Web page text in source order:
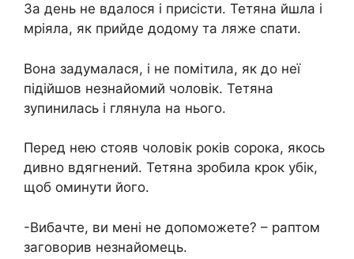
За день не вдалося і присісти. Тетяна йшла і
мріяла, як прийде додому та ляже спати.
Вона задумалася, і не помітила, як до неї
підійшов незнайомий чоловік. Тетяна
зупинилась і глянула на нього.
Перед нею стояв чоловік років сорока, якось
дивно вдягнений. Тетяна зробила крок убік,
щоб оминути його.
-Вибачте, ви мені не допоможете? – раптом
заговорив незнайомець.